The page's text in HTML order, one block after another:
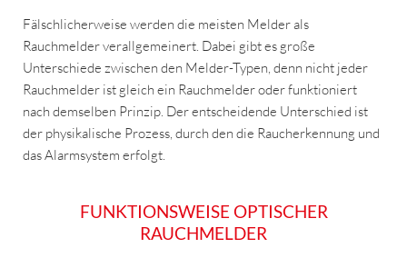
Fälschlicherweise werden die meisten Melder als
Rauchmelder verallgemeinert. Dabei gibt es große
Unterschiede zwischen den Melder-Typen, denn nicht jeder
Rauchmelder ist gleich ein Rauchmelder oder funktioniert
nach demselben Prinzip. Der entscheidende Unterschied ist
der physikalische Prozess, durch den die Raucherkennung und
das Alarmsystem erfolgt.
FUNKTIONSWEISE OPTISCHER
RAUCHMELDER